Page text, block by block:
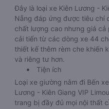
Đây là loại xe Kiên Lương -
Nẵng đáp ứng được tiêu chí
chất lượng cao nhưng giá
cải tiến từ các dòng xe 44
thiết kế thêm rèm che khiến
và riêng tư hơn.
Tiện ích
Loại xe giường nằm đi Bến
Lương - Kiên Giang VIP
trang bị đầy đủ mọi nội thất